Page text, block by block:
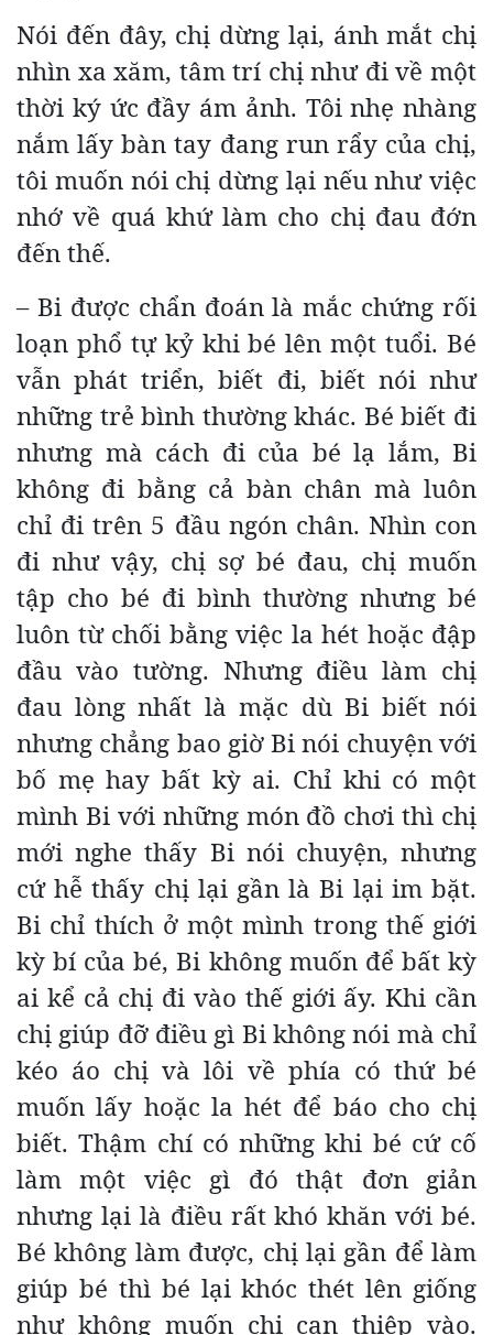
Nói đến đây, chị dừng lại, ánh mắt chị
nhìn xa xăm, tâm trí chị như đi về một
thời ký ức đầy ám ảnh. Tôi nhẹ nhàng
nắm lấy bàn tay đang run rẩy của chị,
tôi muốn nói chị dừng lại nếu như việc
nhớ về quá khứ làm cho chị đau đớn
đến thế.
– Bi được chẩn đoán là mắc chứng rối
loạn phổ tự kỷ khi bé lên một tuổi. Bé
vẫn phát triển, biết đi, biết nói như
những trẻ bình thường khác. Bé biết đi
nhưng mà cách đi của bé lạ lắm, Bi
không đi bằng cả bàn chân mà luôn
chỉ đi trên 5 đầu ngón chân. Nhìn con
đi như vậy, chị sợ bé đau, chị muốn
tập cho bé đi bình thường nhưng bé
luôn từ chối bằng việc la hét hoặc đập
đầu vào tường. Nhưng điều làm chị
đau lòng nhất là mặc dù Bi biết nói
nhưng chẳng bao giờ Bi nói chuyện với
bố mẹ hay bất kỳ ai. Chỉ khi có một
mình Bi với những món đồ chơi thì chị
mới nghe thấy Bi nói chuyện, nhưng
cứ hễ thấy chị lại gần là Bi lại im bặt.
Bi chỉ thích ở một mình trong thế giới
kỳ bí của bé, Bi không muốn để bất kỳ
ai kể cả chị đi vào thế giới ấy. Khi cần
chị giúp đỡ điều gì Bi không nói mà chỉ
kéo áo chị và lôi về phía có thứ bé
muốn lấy hoặc la hét để báo cho chị
biết. Thậm chí có những khi bé cứ cố
làm một việc gì đó thật đơn giản
nhưng lại là điều rất khó khăn với bé.
Bé không làm được, chị lại gần để làm
giúp bé thì bé lại khóc thét lên giống
như không muốn chị can thiệp vào.